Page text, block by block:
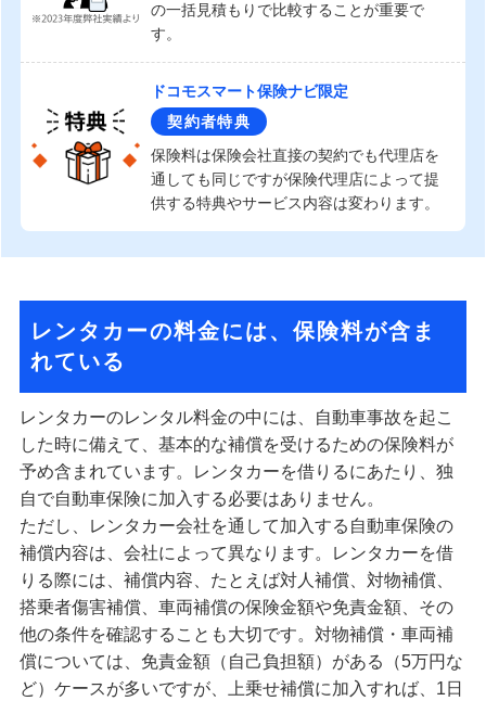
の一括見積もりで比較することが重要で
す。
ドコモスマート保険ナビ限定
契約者特典
保険料は保険会社直接の契約でも代理店を
通しても同じですが保険代理店によって提
供する特典やサービス内容は変わります。
レンタカーの料金には、保険料が含ま
れている
レンタカーのレンタル料金の中には、自動車事故を起こ
した時に備えて、基本的な補償を受けるための保険料が
予め含まれています。レンタカーを借りるにあたり、独
自で自動車保険に加入する必要はありません。
ただし、レンタカー会社を通して加入する自動車保険の
補償内容は、会社によって異なります。レンタカーを借
りる際には、補償内容、たとえば対人補償、対物補償、
搭乗者傷害補償、車両補償の保険金額や免責金額、その
他の条件を確認することも大切です。対物補償・車両補
償については、免責金額（自己負担額）がある（5万円な
ど）ケースが多いですが、上乗せ補償に加入すれば、1日